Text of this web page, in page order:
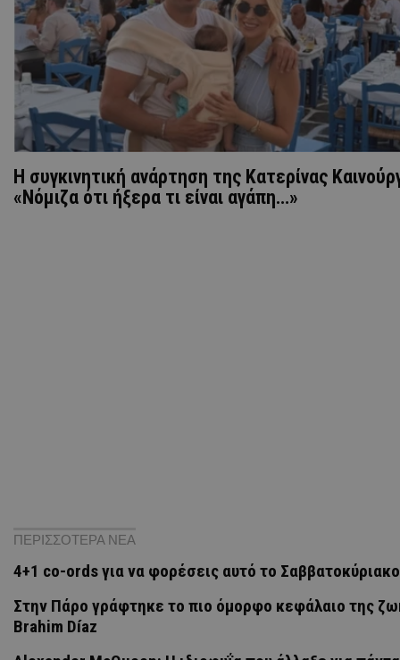
H συγκινητική ανάρτηση της Κατερίνας
«Νόμιζα ότι ήξερα τι είναι αγάπη…»
ΠΕΡΙΣΣΟΤΕΡΑ ΝΕΑ
4+1 co-ords για να φορέσεις αυτό το Σαββατοκύριακο
Στην Πάρο γράφτηκε το πιο όμορφο κεφάλαιο της
Brahim Díaz